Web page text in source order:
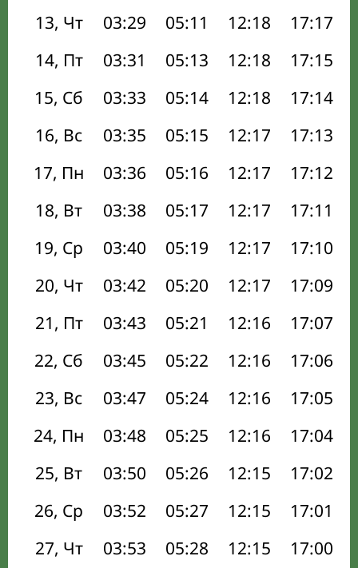
13, Чт
03:29 05:11 12:18 17:17
14, Пт
03:31 05:13 12:18 17:15
15, Сб
03:33 05:14 12:18 17:14
16, Вс
03:35 05:15 12:17 17:13
17, Пн
03:36 05:16 12:17 17:12
18, Вт
03:38 05:17 12:17 17:11
19, Ср
03:40 05:19 12:17 17:10
20, Чт
03:42 05:20 12:17 17:09
21, Пт
03:43 05:21 12:16 17:07
22, Сб
03:45 05:22 12:16 17:06
23, Вс
03:47 05:24 12:16 17:05
24, Пн
03:48 05:25 12:16 17:04
25, Вт
03:50 05:26 12:15 17:02
26, Ср
03:52 05:27 12:15 17:01
27, Чт
03:53 05:28 12:15 17:00